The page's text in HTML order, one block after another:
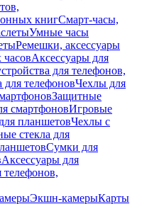
книгСмарт-часы,
Умные часы
Ремешки, аксессуары
Аксессуары для
для телефонов,
телефоновЧехлы для
Защитные
смартфоновИгровые
планшетовЧехлы с
стекла для
Сумки для
Аксессуары для
телефонов,
Экшн-камерыКарты